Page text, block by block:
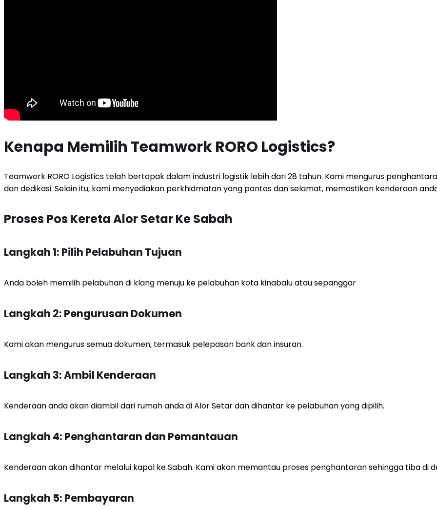
Kenapa Memilih Teamwork RORO Logistics?
Teamwork RORO Logistics telah bertapak dalam industri logistik lebih dari 28 tahun. Kami mengurus
dan dedikasi. Selain itu, kami menyediakan perkhidmatan yang pantas dan selamat, memastikan kenderaan
Proses Pos Kereta Alor Setar Ke Sabah
Langkah 1: Pilih Pelabuhan Tujuan
Anda boleh memilih pelabuhan di klang menuju ke pelabuhan kota kinabalu atau sepanggar
Langkah 2: Pengurusan Dokumen
Kami akan mengurus semua dokumen, termasuk pelepasan bank dan insuran.
Langkah 3: Ambil Kenderaan
Kenderaan anda akan diambil dari rumah anda di Alor Setar dan dihantar ke pelabuhan yang dipilih.
Langkah 4: Penghantaran dan Pemantauan
Kenderaan akan dihantar melalui kapal ke Sabah. Kami akan memantau proses penghantaran sehingga tiba di
Langkah 5: Pembayaran